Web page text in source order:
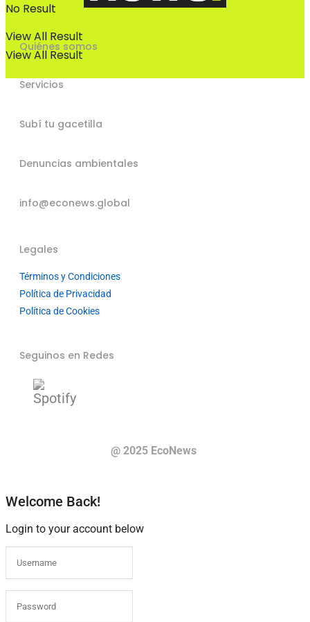
View All Result
No Result
View All Result
Quiénes somos
Servicios
Subí tu gacetilla
Denuncias ambientales
info@econews.global
Legales
Términos y Condiciones
Política de Privacidad
Política de Cookies
Seguinos en Redes
@ 2025 EcoNews
Welcome Back!
Login to your account below